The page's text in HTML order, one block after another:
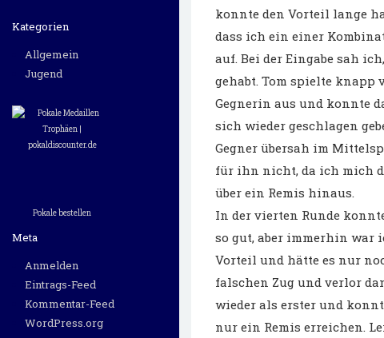
Kategorien
Allgemein
Jugend
Pokale bestellen
Meta
Anmelden
Eintrags-Feed
Kommentar-Feed
WordPress.org
konnte den Vorteil lange
dass ich ein einer
auf. Bei der Eingabe sah
gehabt. Tom spielte
Gegnerin aus und konnte
sich wieder geschlagen
Gegner übersah im
für ihn nicht, da ich mich
über ein Remis hinaus.
In der vierten Runde
so gut, aber immerhin war
Vorteil und hätte es nur
falschen Zug und verlor
wieder als erster und
nur ein Remis erreichen.